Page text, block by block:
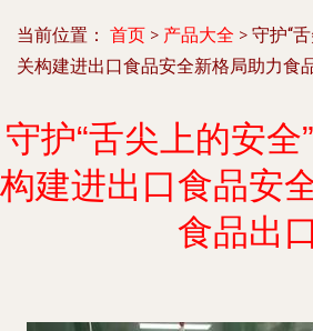
当前位置： 首页 > 产品大全 > 守护“
关构建进出口食品安全新格局助力食
守护“舌尖上的安全
构建进出口食品安
食品出口